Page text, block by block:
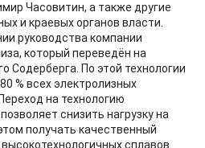
Часовитин, а также другие
и краевых органов власти.
руководства компании
который переведён на
Содерберга. По этой технологии
% всех электролизных
на технологию
снизить нагрузку на
получать качественный
сплавов.